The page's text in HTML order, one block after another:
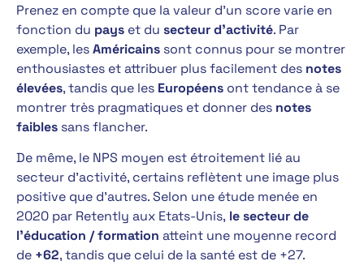
Prenez en compte que la valeur d’un score varie en
fonction du pays et du secteur d’activité. Par
exemple, lesAméricains sont connus pour se montrer
enthousiastes et attribuer plus facilement des notes
élevées, tandis que les Européens ont tendance à se
montrer très pragmatiques et donner des notes
faibles sans flancher.
De même, le NPS moyen est étroitement lié au
secteur d’activité, certains reflètent une image plus
positive que d’autres. Selon une étude menée en
2020 par Retently aux Etats-Unis, le secteur de
l’éducation / formation atteint une moyenne record
de +62, tandis que celui de la santé est de +27.